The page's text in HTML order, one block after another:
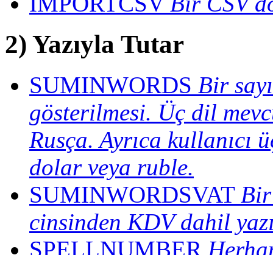
2) Yazıyla Tutar
SUMINWORDS Bir
gösterilmesi. Üç dil
Rusça. Ayrıca
dolar veya ruble.
SUMINWORDSVAT Bir
cinsinden KDV dahil
SPELLNUMBER